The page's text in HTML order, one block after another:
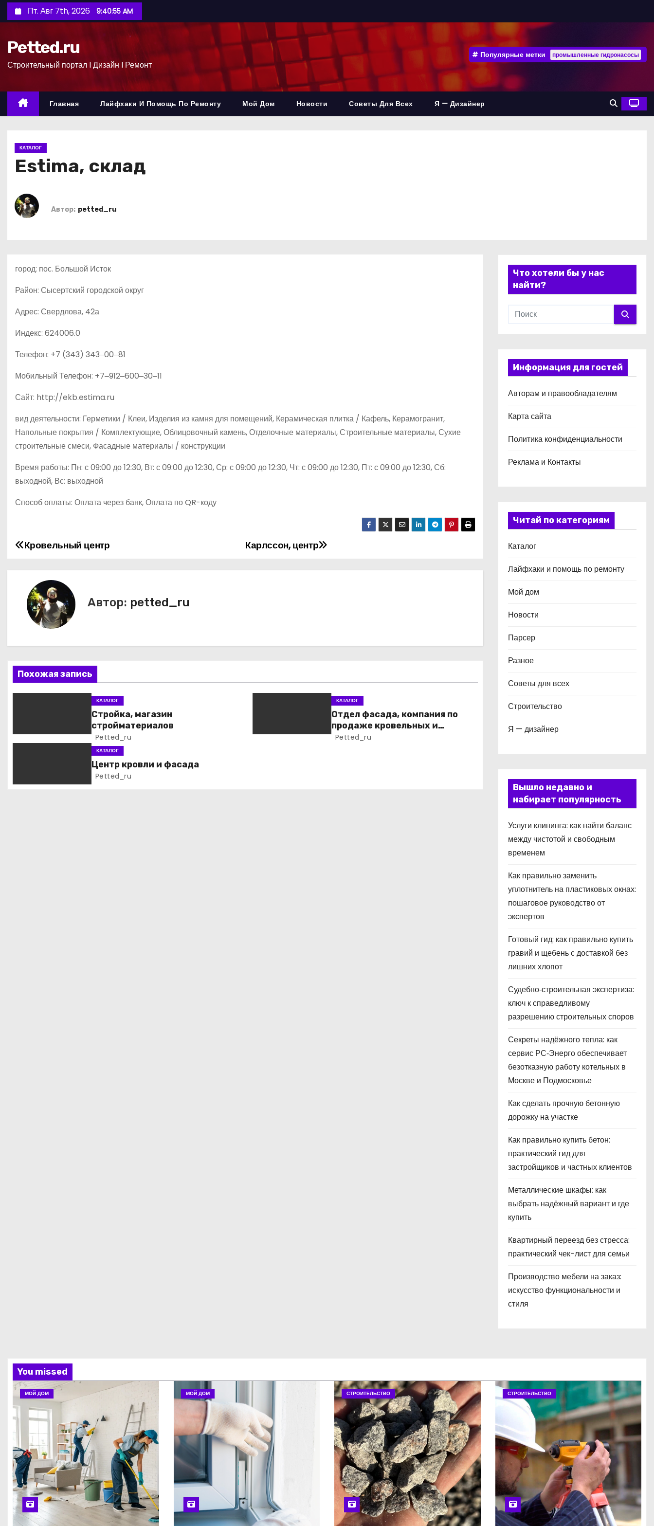
е
с
Пт. Авг 7th, 2026 9:40:56 AM
Petted.ru
Строительный портал l Дизайн l Ремонт
Популярные метки промышленные гидронасосы
Главная Лайфхаки И Помощь По Ремонту Мой Дом Новости Советы Для Всех Я — Дизайнер
КАТАЛОГ
Estima, склад
Автор: petted_ru
город: пос. Большой Исток
Район: Сысертский городской округ
Адрес: Свердлова, 42а
Индекс: 624006.0
Телефон: +7 (343) 343‒00‒81
Мобильный Телефон: +7‒912‒600‒30‒11
Сайт: http://ekb.estima.ru
вид деятельности: Герметики / Клеи, Изделия из камня для помещений, Керамическая плитка / Кафель, Керамогранит,
Напольные покрытия / Комплектующие, Облицовочный камень, Отделочные материалы, Строительные материалы, Сухие
строительные смеси, Фасадные материалы / конструкции
Время работы: Пн: с 09:00 до 12:30, Вт: с 09:00 до 12:30, Ср: с 09:00 до 12:30, Чт: с 09:00 до 12:30, Пт: с 09:00 до 12:30, Сб:
выходной, Вс: выходной
Способ оплаты: Оплата через банк, Оплата по QR-коду
Н
а
а
ц
и
п
Карлссон, центр
Кровельный центр
Автор: petted_ru
Похожая запись
КАТАЛОГ
Стройка, магазин
стройматериалов
Petted_ru
КАТАЛОГ
Отдел фасада, компания по
продаже кровельных и
фасадных материалов
Petted_ru
КАТАЛОГ
Центр кровли и фасада
Petted_ru
Что хотели бы у нас
найти?
Информация для гостей
Авторам и правообладателям
Карта сайта
Политика конфиденциальности
Реклама и Контакты
Читай по категориям
Каталог
Лайфхаки и помощь по ремонту
Мой дом
Новости
Парсер
Разное
Советы для всех
Строительство
Я — дизайнер
Вышло недавно и
набирает популярность
Услуги клининга: как найти баланс
между чистотой и свободным
временем
Как правильно заменить
уплотнитель на пластиковых окнах:
пошаговое руководство от
экспертов
Готовый гид: как правильно купить
гравий и щебень с доставкой без
лишних хлопот
Судебно‑строительная экспертиза:
ключ к справедливому
разрешению строительных споров
Секреты надёжного тепла: как
сервис РС‑Энерго обеспечивает
безотказную работу котельных в
Москве и Подмосковье
Как сделать прочную бетонную
дорожку на участке
Как правильно купить бетон:
практический гид для
застройщиков и частных клиентов
Металлические шкафы: как
выбрать надёжный вариант и где
купить
Квартирный переезд без стресса:
практический чек-лист для семьи
Производство мебели на заказ:
искусство функциональности и
стиля
You missed
МОЙ ДОМ МОЙ ДОМ СТРОИТЕЛЬСТВО СТРОИТЕЛЬСТВО